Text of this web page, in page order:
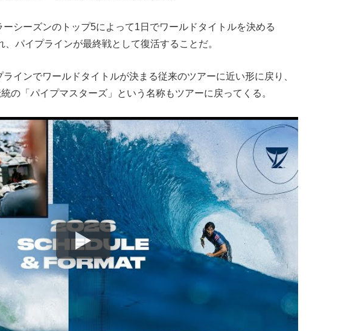
シーズンのトップ5によって1日でワールドタイトルを決める
、パイプラインが最終戦として復活することだ。
インでワールドタイトルが決まる従来のツアーに近い形に戻り、
の「パイプマスターズ」という名称もツアーに戻ってくる。